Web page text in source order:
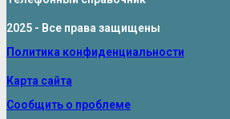
2025 - Все права защищены
Политика конфиденциальности
Карта сайта
Сообщить о проблеме